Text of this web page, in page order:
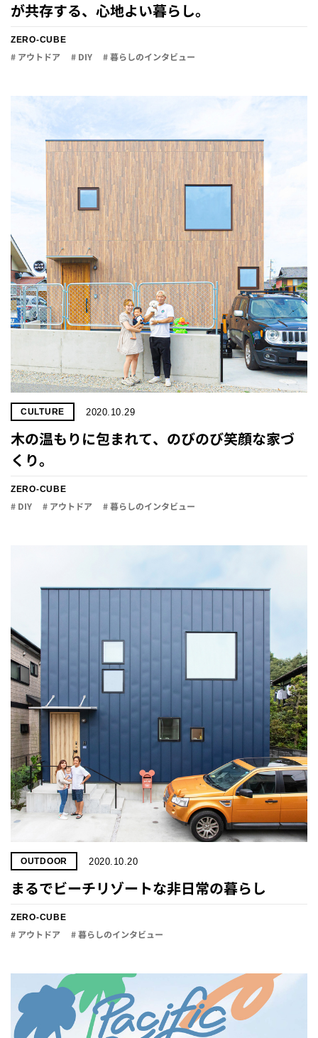
が共存する、心地よい暮らし。
ZERO-CUBE
# アウトドア # DIY # 暮らしのインタビュー
CULTURE 2020.10.29
木の温もりに包まれて、のびのび笑顔な家づ
くり。
ZERO-CUBE
# DIY # アウトドア # 暮らしのインタビュー
OUTDOOR 2020.10.20
まるでビーチリゾートな非日常の暮らし
ZERO-CUBE
# アウトドア # 暮らしのインタビュー